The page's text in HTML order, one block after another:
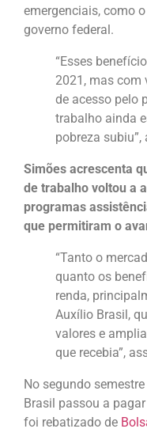
emergenciais, como
governo federal.
“Esses
2021, mas com
de acesso pelo
trabalho ainda
pobreza subiu”,
Simões acrescenta
de trabalho voltou a
programas
que permitiram o
“Tanto o
quanto os
renda,
Auxílio Brasil,
valores e
que recebia”,
No segundo
Brasil passou a
foi rebatizado de